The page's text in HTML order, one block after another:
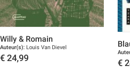
Willy & Romain
Auteur(s): Louis Van Dievel
€ 24,99
€